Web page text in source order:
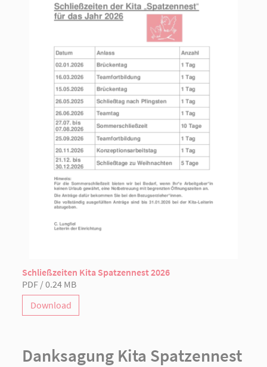
Schließzeiten Kita Spatzennest 2026
PDF / 0.24 MB
Download
Danksagung Kita Spatzennest